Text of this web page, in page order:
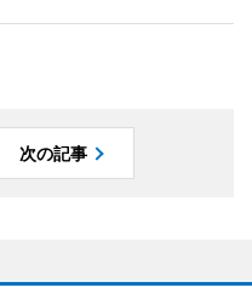
次の記事